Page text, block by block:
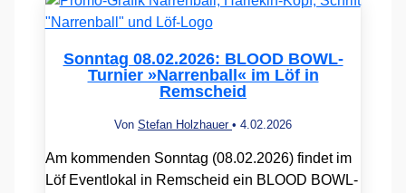
Sonntag 08.02.2026: BLOOD BOWL-
Turnier »Narrenball« im Löf in
Remscheid
Von Stefan Holzhauer • 4.02.2026
Am kommenden Sonntag (08.02.2026) findet im
Löf Eventlokal in Remscheid ein BLOOD BOWL-